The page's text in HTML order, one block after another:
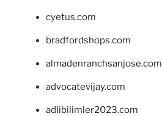
cyetus.com
bradfordshops.com
almadenranchsanjose.com
advocatevijay.com
adlibilimler2023.com